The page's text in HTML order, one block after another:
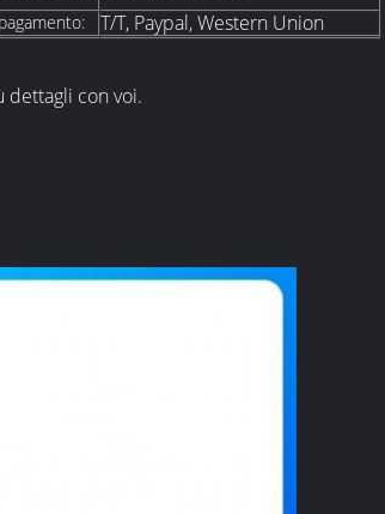
T/T, Paypal, Western Union
con voi.